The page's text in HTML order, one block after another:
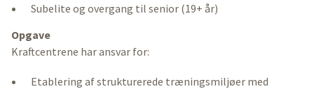
Subelite og overgang til senior (19+ år)
Opgave
Kraftcentrene har ansvar for:
Etablering af strukturerede træningsmiljøer med